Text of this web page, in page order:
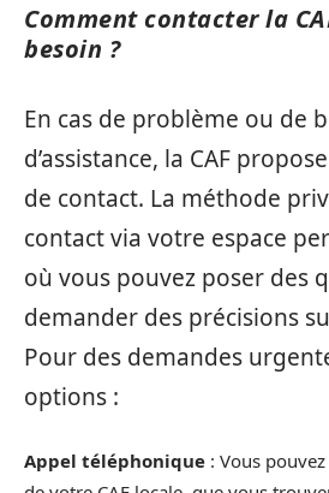
Comment contacter la
besoin ?
En cas de problème ou de
d’assistance, la CAF
de contact. La méthode
contact via votre espace
où vous pouvez poser des
demander des précisions
Pour des demandes
options :
Appel téléphonique : Vous